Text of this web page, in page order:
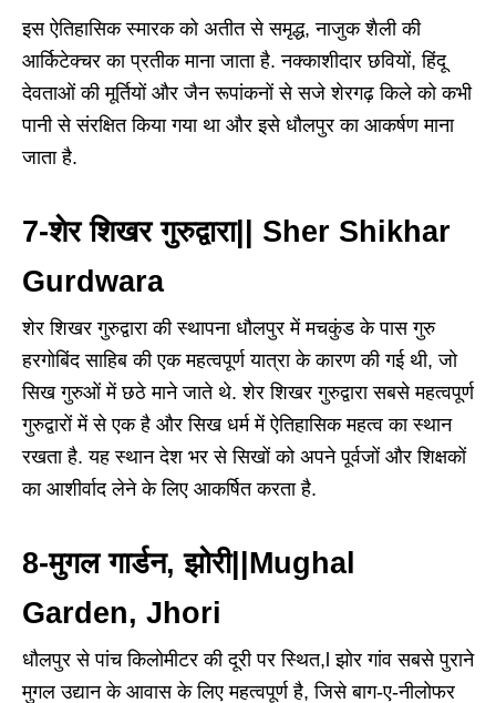
इस ऐतिहासिक स्मारक को अतीत से समृद्ध, नाजुक शैली की
आर्किटेक्चर का प्रतीक माना जाता है. नक्काशीदार छवियों, हिंदू
देवताओं की मूर्तियों और जैन रूपांकनों से सजे शेरगढ़ किले को कभी
पानी से संरक्षित किया गया था और इसे धौलपुर का आकर्षण माना
जाता है.
7-शेर शिखर गुरुद्वारा|| Sher Shikhar
Gurdwara
शेर शिखर गुरुद्वारा की स्थापना धौलपुर में मचकुंड के पास गुरु
हरगोबिंद साहिब की एक महत्वपूर्ण यात्रा के कारण की गई थी, जो
सिख गुरुओं में छठे माने जाते थे. शेर शिखर गुरुद्वारा सबसे महत्वपूर्ण
गुरुद्वारों में से एक है और सिख धर्म में ऐतिहासिक महत्व का स्थान
रखता है. यह स्थान देश भर से सिखों को अपने पूर्वजों और शिक्षकों
का आशीर्वाद लेने के लिए आकर्षित करता है.
8-मुगल गार्डन, झोरी||Mughal
Garden, Jhori
धौलपुर से पांच किलोमीटर की दूरी पर स्थित,l झोर गांव सबसे पुराने
मुगल उद्यान के आवास के लिए महत्वपूर्ण है, जिसे बाग-ए-नीलोफर